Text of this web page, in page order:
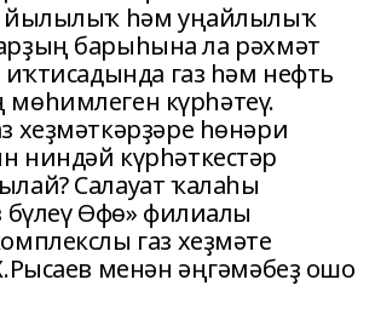
йылылыҡ һәм уңайлылыҡ
барыһына ла рәхмәт
иҡтисадында газ һәм нефть
күрһәтеү.
хеҙмәткәрҙәре һөнәри
ниндәй күрһәткестәр
Салауат ҡалаһы
бүлеү Өфө» филиалы
газ хеҙмәте
менән әңгәмәбеҙ ошо